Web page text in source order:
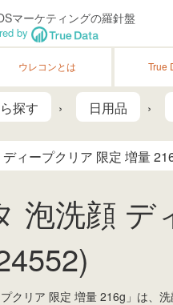
マーケティングの羅針盤
by
ウレコンとは True
探す 日用品
ィープクリア 限定 増量
泡洗顔 デ
プクリア 限定 増量 216g」は、